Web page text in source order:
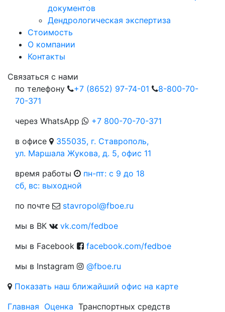
документов
Дендрологическая экспертиза
Стоимость
О компании
Контакты
Cвязаться с нами
по телефону
+7 (8652) 97-74-01
8-800-70-
70-371
через WhatsApp
+7 800-70-70-371
в офисе
355035, г. Ставрополь,
ул. Маршала Жукова, д. 5, офис 11
время работы
пн-пт: c 9 до 18
сб, вс: выходной
по почте
stavropol@fboe.ru
мы в ВК
vk.com/fedboe
мы в Facebook
facebook.com/fedboe
мы в Instagram
@fboe.ru
Показать наш ближайший офис на карте
Главная Оценка Транспортных средств